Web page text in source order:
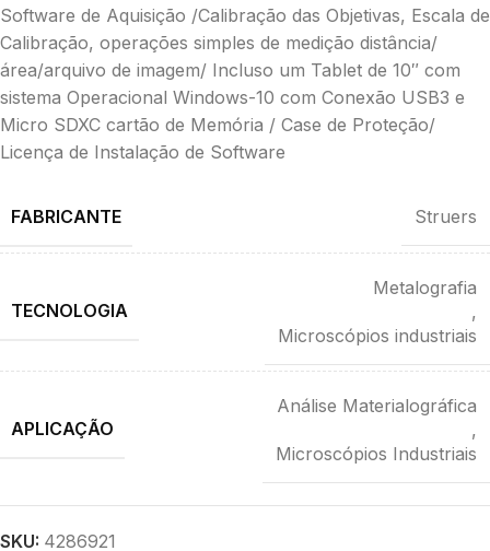
Software de Aquisição /Calibração das Objetivas, Escala de
Calibração, operações simples de medição distância/
área/arquivo de imagem/ Incluso um Tablet de 10″ com
sistema Operacional Windows-10 com Conexão USB3 e
Micro SDXC cartão de Memória / Case de Proteção/
Licença de Instalação de Software
FABRICANTE Struers
TECNOLOGIA
Metalografia
,
Microscópios industriais
APLICAÇÃO
Análise Materialográfica
,
Microscópios Industriais
SKU: 4286921